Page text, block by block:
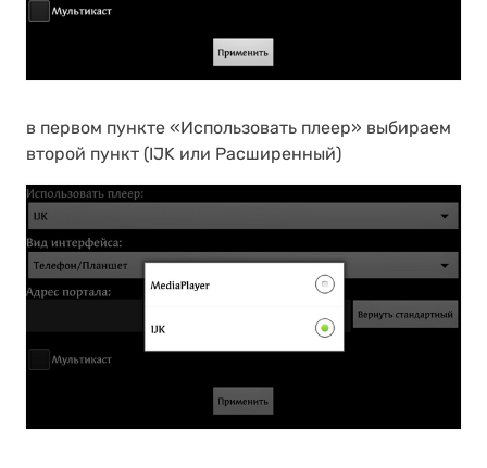
в первом пункте «Использовать плеер» выбираем
второй пункт (IJK или Расширенный)